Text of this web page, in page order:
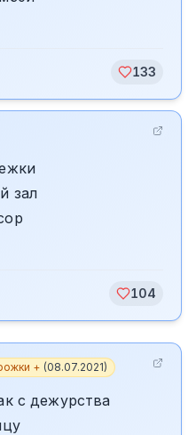
133
зал
104
+ (08.07.2021)
с дежурства